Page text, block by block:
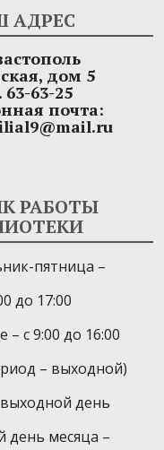
АДРЕС
дом 5
63-63-25
почта:
РАБОТЫ
пятница –
до 17:00
– с 9:00 до 16:00
– выходной)
день
день месяца –